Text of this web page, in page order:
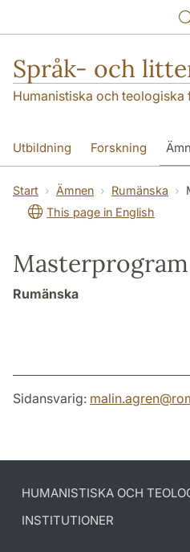
Språk- och
Humanistiska och teologiska
Utbildning Forskning
SOL-husen Kontakt
översättning till svenska
Start Ämnen Rumänska
This page in English
Masterprogram
Rumänska
Sidansvarig: malin.agren@
HUMANISTISKA OCH
INSTITUTIONER